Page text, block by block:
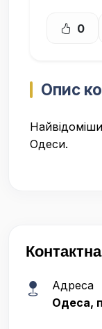
0
Опис
Одеси.
Адреса
Одеса,